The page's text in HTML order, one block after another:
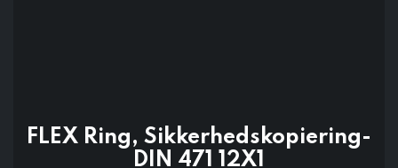
FLEX Ring, Sikkerhedskopiering-
DIN 471 12X1